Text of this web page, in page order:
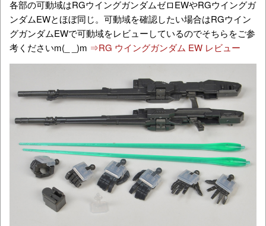
各部の可動域はRGウイングガンダムゼロEWやRGウイングガ
ンダムEWとほぼ同じ。可動域を確認したい場合はRGウイン
グガンダムEWで可動域をレビューしているのでそちらをご参
考くださいm(_ _)m ⇒RG ウイングガンダム EW レビュー